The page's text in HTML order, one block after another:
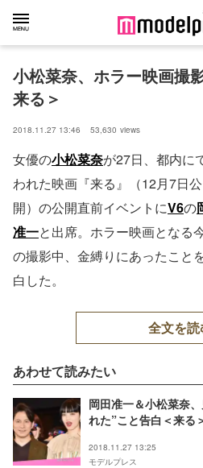
小松菜奈、ホラー映画撮
来る＞
2018.11.27 13:46 53,630 views
女優の小松菜奈が27日、都内に
われた映画『来る』（12月7日公
開）の公開直前イベントにV6の
准一と出席。ホラー映画となる
の撮影中、金縛りにあったこと
白した。
全文を読
あわせて読みたい
岡田准一＆小松菜奈
れた”こと告白＜来る
2018.11.27 13:25
モデルプレス